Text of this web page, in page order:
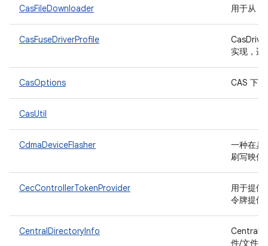
CasFileDownloader 用于从
CasFuseDriverProfile
实现，适
CasOptions CAS 下
CasUtil
CdmaDeviceFlasher
一种在具
刷写映
CecControllerTokenProvider
用于提供
令牌提供
CentralDirectoryInfo
件/文件